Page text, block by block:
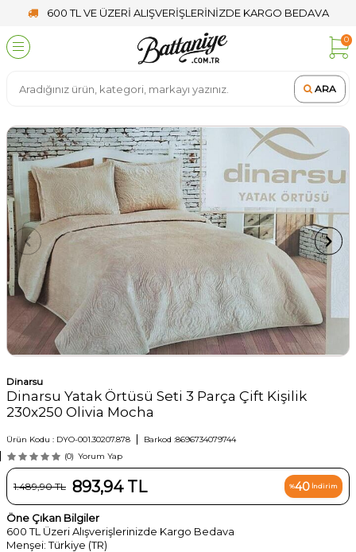
600 TL VE ÜZERİ ALIŞVERİŞLERİNİZDE KARGO BEDAVA
ARA
0
Dinarsu
Dinarsu Yatak Örtüsü Seti 3 Parça Çift Kişilik
230x250 Olivia Mocha
Ürün Kodu : DYO-001.30207.878 Barkod :8696734079744
(0) Yorum Yap
1.489,90TL 893,94TL %40 İndirim
Öne Çıkan Bilgiler
600 TL Üzeri Alışverişlerinizde Kargo Bedava
Menşei: Türkiye (TR)